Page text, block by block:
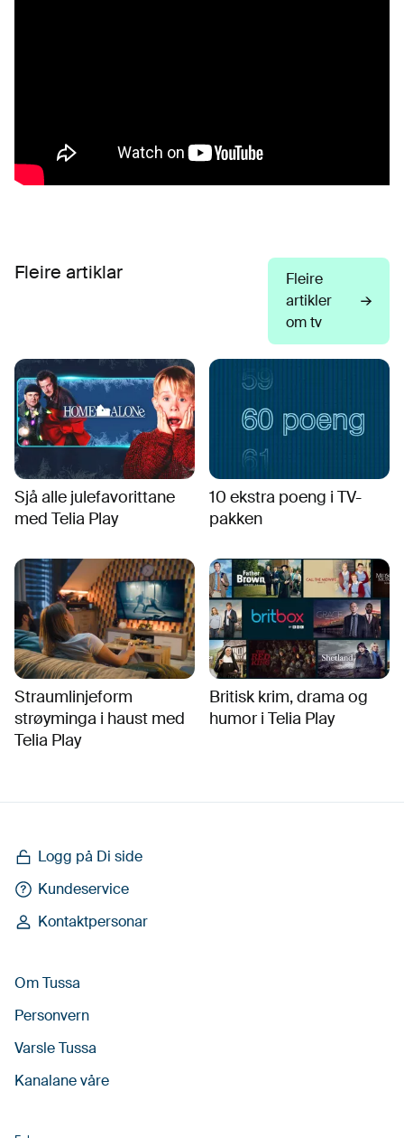
Fleire artiklar
Fleire
artikler
om tv
Sjå alle julefavorittane
med Telia Play
10 ekstra poeng i TV-
pakken
Straumlinjeform
strøyminga i haust med
Telia Play
Britisk krim, drama og
humor i Telia Play
Logg på Di side
Kundeservice
Kontaktpersonar
Om Tussa
Personvern
Varsle Tussa
Kanalane våre